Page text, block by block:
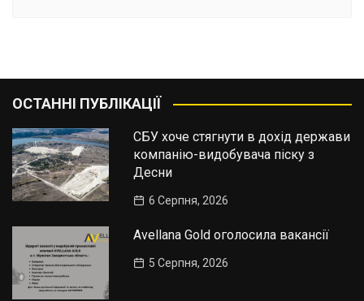
ОСТАННІ ПУБЛІКАЦІЇ
СБУ хоче стягнути в дохід держави
компанію-видобувача піску з
Десни
6 Серпня, 2026
Avellana Gold оголосила вакансії
5 Серпня, 2026